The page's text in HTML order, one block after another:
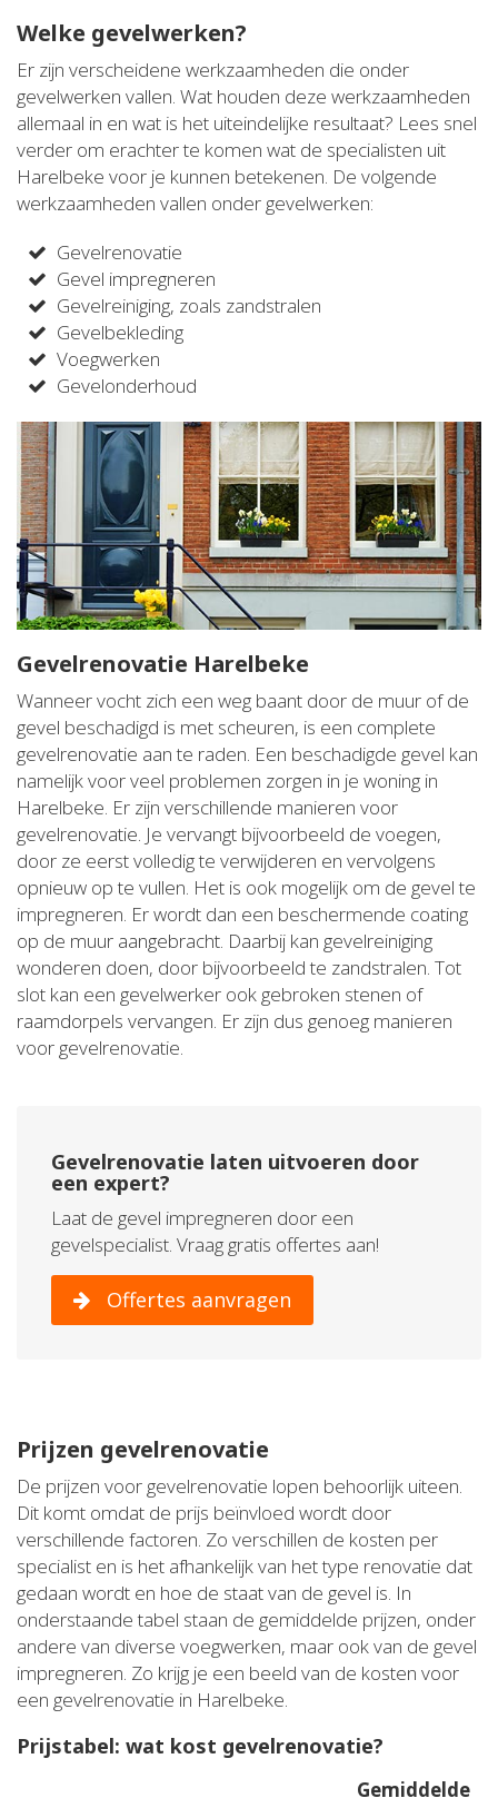
Welke gevelwerken?
Er zijn verscheidene werkzaamheden die onder
gevelwerken vallen. Wat houden deze werkzaamheden
allemaal in en wat is het uiteindelijke resultaat? Lees snel
verder om erachter te komen wat de specialisten uit
Harelbeke voor je kunnen betekenen. De volgende
werkzaamheden vallen onder gevelwerken:
Gevelrenovatie
Gevel impregneren
Gevelreiniging, zoals zandstralen
Gevelbekleding
Voegwerken
Gevelonderhoud
Gevelrenovatie Harelbeke
Wanneer vocht zich een weg baant door de muur of de
gevel beschadigd is met scheuren, is een complete
gevelrenovatie aan te raden. Een beschadigde gevel kan
namelijk voor veel problemen zorgen in je woning in
Harelbeke. Er zijn verschillende manieren voor
gevelrenovatie. Je vervangt bijvoorbeeld de voegen,
door ze eerst volledig te verwijderen en vervolgens
opnieuw op te vullen. Het is ook mogelijk om de gevel te
impregneren. Er wordt dan een beschermende coating
op de muur aangebracht. Daarbij kan gevelreiniging
wonderen doen, door bijvoorbeeld te zandstralen. Tot
slot kan een gevelwerker ook gebroken stenen of
raamdorpels vervangen. Er zijn dus genoeg manieren
voor gevelrenovatie.
Gevelrenovatie laten uitvoeren door
een expert?
Laat de gevel impregneren door een
gevelspecialist. Vraag gratis offertes aan!
Offertes aanvragen
Prijzen gevelrenovatie
De prijzen voor gevelrenovatie lopen behoorlijk uiteen.
Dit komt omdat de prijs beïnvloed wordt door
verschillende factoren. Zo verschillen de kosten per
specialist en is het afhankelijk van het type renovatie dat
gedaan wordt en hoe de staat van de gevel is. In
onderstaande tabel staan de gemiddelde prijzen, onder
andere van diverse voegwerken, maar ook van de gevel
impregneren. Zo krijg je een beeld van de kosten voor
een gevelrenovatie in Harelbeke.
Prijstabel: wat kost gevelrenovatie?
Gemiddelde